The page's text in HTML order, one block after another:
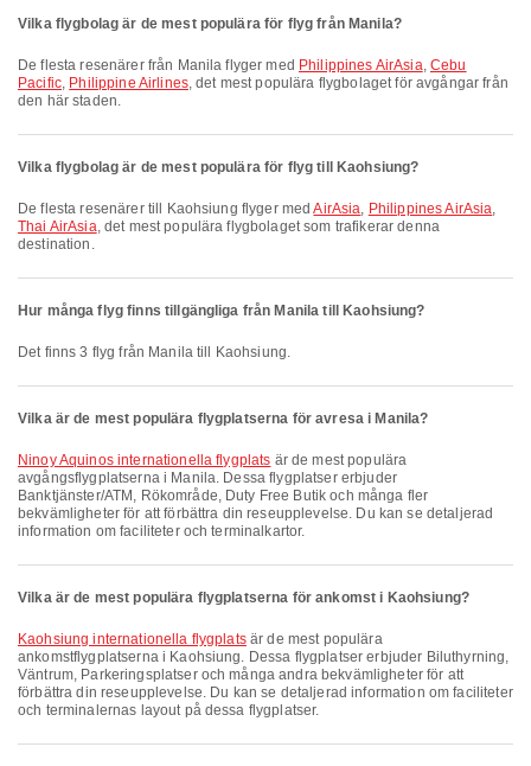
Vilka flygbolag är de mest populära för flyg från Manila?
De flesta resenärer från Manila flyger med Philippines AirAsia, Cebu
Pacific, Philippine Airlines, det mest populära flygbolaget för avgångar från
den här staden.
Vilka flygbolag är de mest populära för flyg till Kaohsiung?
De flesta resenärer till Kaohsiung flyger medAirAsia, Philippines AirAsia,
Thai AirAsia, det mest populära flygbolaget som trafikerar denna
destination.
Hur många flyg finns tillgängliga från Manila till Kaohsiung?
Det finns 3 flyg från Manila till Kaohsiung.
Vilka är de mest populära flygplatserna för avresa i Manila?
Ninoy Aquinos internationella flygplats är de mest populära
avgångsflygplatserna i Manila. Dessa flygplatser erbjuder
Banktjänster/ATM, Rökområde, Duty Free Butik och många fler
bekvämligheter för att förbättra din reseupplevelse. Du kan se detaljerad
information om faciliteter och terminalkartor.
Vilka är de mest populära flygplatserna för ankomst i Kaohsiung?
Kaohsiung internationella flygplatsär de mest populära
ankomstflygplatserna i Kaohsiung. Dessa flygplatser erbjuder Biluthyrning,
Väntrum, Parkeringsplatser och många andra bekvämligheter för att
förbättra din reseupplevelse. Du kan se detaljerad information om faciliteter
och terminalernas layout på dessa flygplatser.